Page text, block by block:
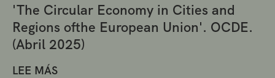
'The Circular Economy in Cities and
Regions ofthe European Union'. OCDE.
(Abril 2025)
LEE MÁS